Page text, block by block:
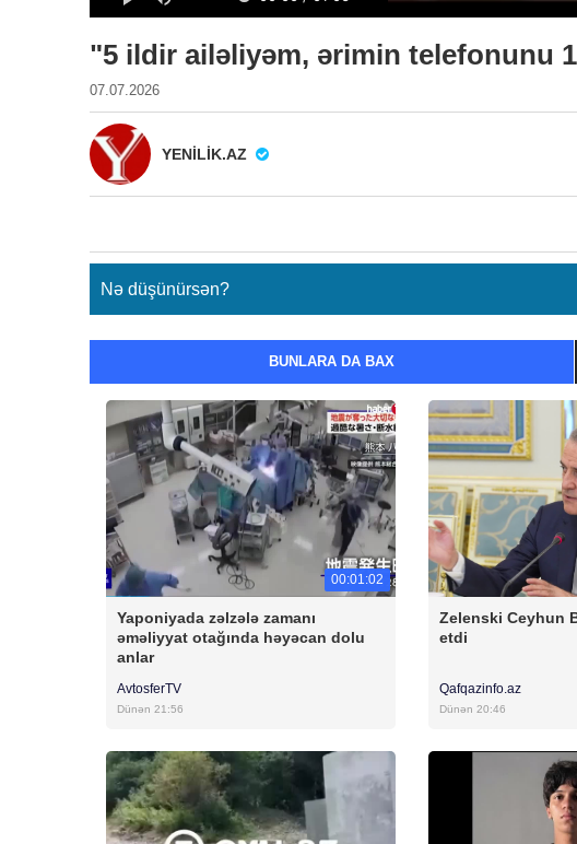
"5 ildir ailəliyəm, ərimin telefonunu
07.07.2026
YENILIK.AZ
Nə düşünürsən?
BUNLARA DA BAX
00:01:02
Yaponiyada zəlzələ zamanı
əməliyyat otağında həyəcan dolu
anlar
AvtosferTV
Dünən 21:56
Zelenski Ceyhun
etdi
Qafqazinfo.az
Dünən 20:46